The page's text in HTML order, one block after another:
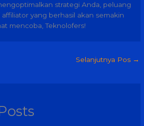
strategi Anda, peluang
yang berhasil akan semakin
mencoba, Teknolofers!
Selanjutnya Pos →